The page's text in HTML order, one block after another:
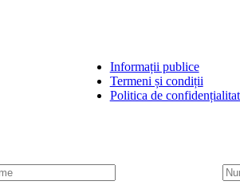
Informații publice
Termeni și condiții
Politica de
N